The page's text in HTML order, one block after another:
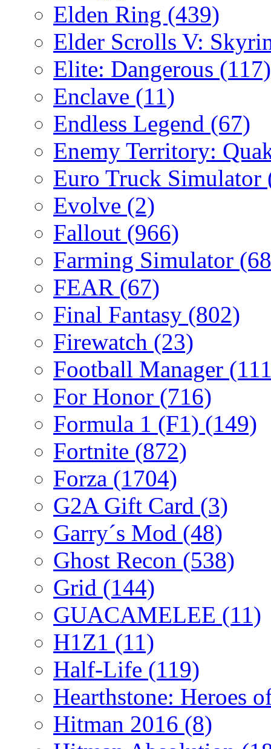
Elden Ring (439)
Elder Scrolls V:
Elite: Dangerous (117)
Enclave (11)
Endless Legend (67)
Enemy Territory:
Euro Truck Simulator
Evolve (2)
Fallout (966)
Farming Simulator
FEAR (67)
Final Fantasy (802)
Firewatch (23)
Football Manager
For Honor (716)
Formula 1 (F1) (149)
Fortnite (872)
Forza (1704)
G2A Gift Card (3)
Garry´s Mod (48)
Ghost Recon (538)
Grid (144)
GUACAMELEE (11)
H1Z1 (11)
Half-Life (119)
Hearthstone: Heroes
Hitman 2016 (8)